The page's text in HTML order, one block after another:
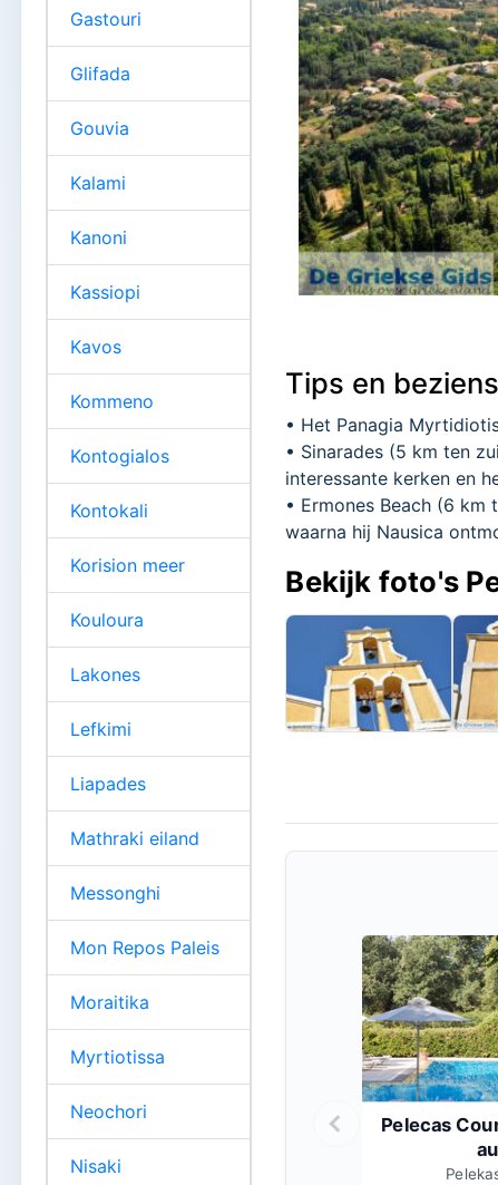
Tips en
• Het Panagia
• Sinarades (5 km ten
interessante kerken en
• Ermones Beach (6
waarna hij Nausica
Bekijk foto's
Pelecas
Gastouri
Glifada
Gouvia
Kalami
Kanoni
Kassiopi
Kavos
Kommeno
Kontogialos
Kontokali
Korision meer
Kouloura
Lakones
Lefkimi
Liapades
Mathraki eiland
Messonghi
Mon Repos Paleis
Moraitika
Myrtiotissa
Neochori
Nisaki